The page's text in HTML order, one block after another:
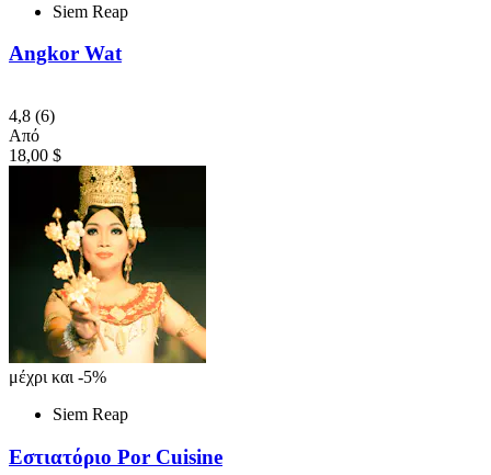
Siem Reap
Angkor Wat
4,8 (6)
Από
18,00 $
μέχρι και -5%
Siem Reap
Εστιατόριο Por Cuisine